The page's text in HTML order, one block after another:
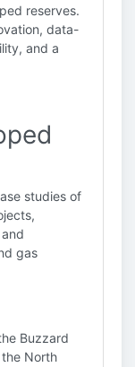
reserves.
data-
and a
studies of
gas
Buzzard
North